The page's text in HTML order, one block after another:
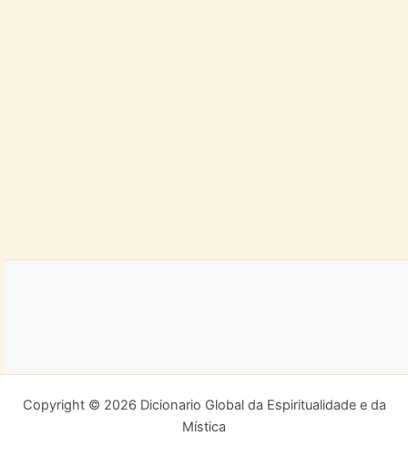
Copyright © 2026 Dicionario Global da Espiritualidade e da
Mística